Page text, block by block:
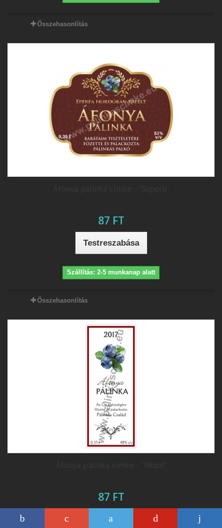
Összehasonlítás
87 FT
Testreszabása
Szállítás: 2-5 munkanap alatt
Összehasonlítás
87 FT
Testreszabása